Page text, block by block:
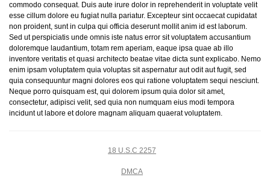
commodo consequat. Duis aute irure dolor in reprehenderit in voluptate velit
esse cillum dolore eu fugiat nulla pariatur. Excepteur sint occaecat cupidatat
non proident, sunt in culpa qui officia deserunt mollit anim id est laborum.
Sed ut perspiciatis unde omnis iste natus error sit voluptatem accusantium
doloremque laudantium, totam rem aperiam, eaque ipsa quae ab illo
inventore veritatis et quasi architecto beatae vitae dicta sunt explicabo. Nemo
enim ipsam voluptatem quia voluptas sit aspernatur aut odit aut fugit, sed
quia consequuntur magni dolores eos qui ratione voluptatem sequi nesciunt.
Neque porro quisquam est, qui dolorem ipsum quia dolor sit amet,
consectetur, adipisci velit, sed quia non numquam eius modi tempora
incidunt ut labore et dolore magnam aliquam quaerat voluptatem.
18 U.S.C 2257
DMCA